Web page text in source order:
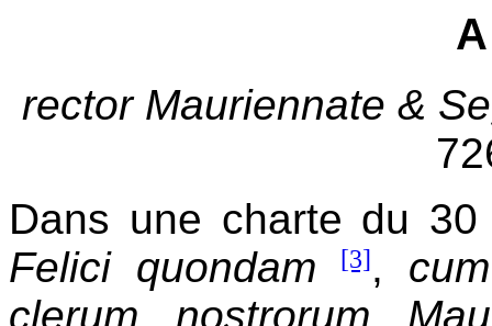
rector Mauriennate &
Dans une charte du
Felici quondam
[3],
clerum nostrorum